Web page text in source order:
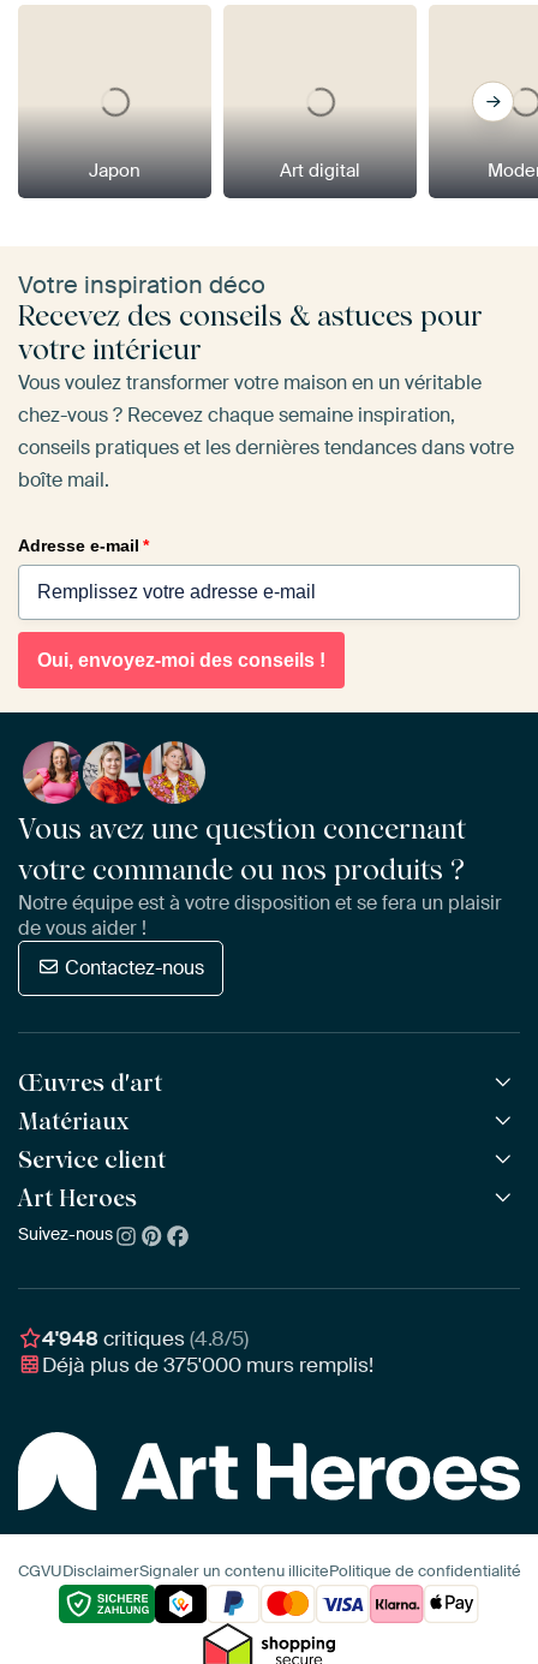
Japon Art digital
Votre inspiration déco
Recevez des conseils & astuces pour
votre intérieur
Vous voulez transformer votre maison en un véritable
chez-vous ? Recevez chaque semaine inspiration,
conseils pratiques et les dernières tendances dans votre
boîte mail.
Adresse e-mail *
Oui, envoyez-moi des conseils !
Vous avez une question concernant
votre commande ou nos produits ?
Notre équipe est à votre disposition et se fera un plaisir
de vous aider !
Contactez-nous
Œuvres d'art
Toutes les œuvres
Toutes les collections
Tous les artistes
Meilleures ventes
Matériaux
ArtFrame™ POPULAIRE
ArtFrame™ en bois
Toile
Service client
Questions fréquentes
Commander
Montage & Accrochage
Chèques cadeaux
Art Heroes
À propos de nous
Récompenses
Professionnels
Suivez-nous
4'948 critiques(4.8/5)
Déjà plus de375'000 murs remplis!
CGVUDisclaimerSignaler un contenu illicitePolitique de confidentialité